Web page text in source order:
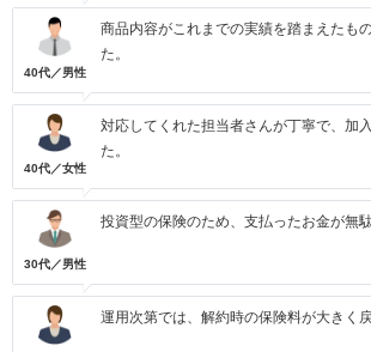
40代／男性
商品内容がこれまでの実績を踏まえたも
た。
40代／女性
対応してくれた担当者さんが丁寧で、加
た。
30代／男性
投資型の保険のため、支払ったお金が無
運用次第では、解約時の保険料が大きく